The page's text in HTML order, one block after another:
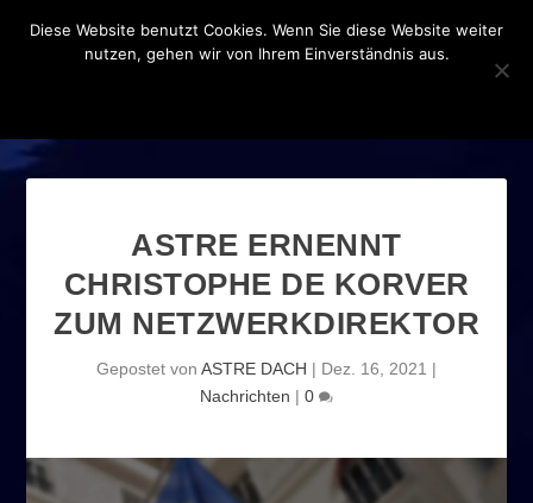
ASTRE ERNENNT
CHRISTOPHE DE KORVER
ZUM NETZWERKDIREKTOR
Gepostet von ASTRE DACH | Dez. 16, 2021 |
Nachrichten | 0
Diese Website benutzt Cookies. Wenn Sie diese Website weiter
nutzen, gehen wir von Ihrem Einverständnis aus.